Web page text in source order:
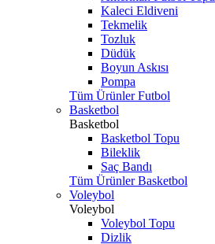
Kaleci Eldiveni
Tekmelik
Tozluk
Düdük
Boyun Askısı
Pompa
Tüm Ürünler Futbol
Basketbol
Basketbol
Basketbol Topu
Bileklik
Saç Bandı
Tüm Ürünler Basketbol
Voleybol
Voleybol
Voleybol Topu
Dizlik